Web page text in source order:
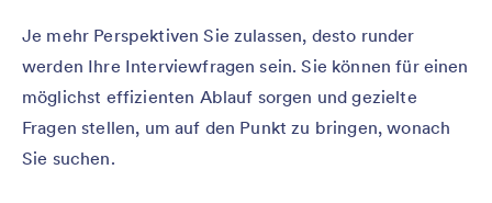
Je mehr Perspektiven Sie zulassen, desto runder
werden Ihre Interviewfragen sein. Sie können für einen
möglichst effizienten Ablauf sorgen und gezielte
Fragen stellen, um auf den Punkt zu bringen, wonach
Sie suchen.